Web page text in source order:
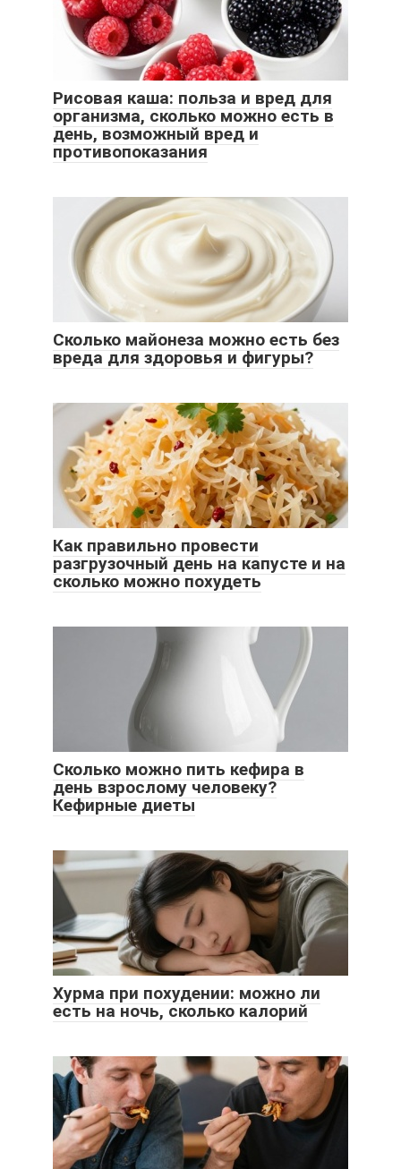
Рисовая каша: польза и вред для
организма, сколько можно есть в
день, возможный вред и
противопоказания
Сколько майонеза можно есть без
вреда для здоровья и фигуры?
Как правильно провести
разгрузочный день на капусте и на
сколько можно похудеть
Сколько можно пить кефира в
день взрослому человеку?
Кефирные диеты
Хурма при похудении: можно ли
есть на ночь, сколько калорий